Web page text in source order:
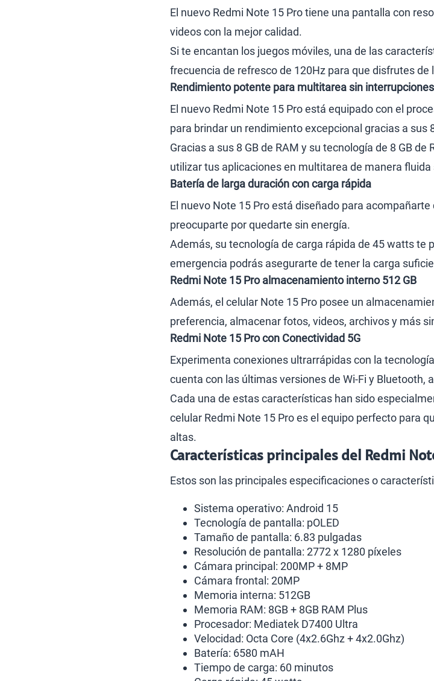
El nuevo Redmi Note 15 Pro tiene una pantalla con
videos con la mejor calidad.
Si te encantan los juegos móviles, una de las
frecuencia de refresco de 120Hz para que disfrutes
Rendimiento potente para multitarea sin interrupciones
El nuevo Redmi Note 15 Pro está equipado con el
para brindar un rendimiento excepcional gracias a sus
Gracias a sus 8 GB de RAM y su tecnología de 8 GB
utilizar tus aplicaciones en multitarea de manera fluida
Batería de larga duración con carga rápida
El nuevo Note 15 Pro está diseñado para
preocuparte por quedarte sin energía.
Además, su tecnología de carga rápida de 45 watts
emergencia podrás asegurarte de tener la carga
Redmi Note 15 Pro almacenamiento interno 512 GB
Además, el celular Note 15 Pro posee un
preferencia, almacenar fotos, videos, archivos y más
Redmi Note 15 Pro con Conectividad 5G
Experimenta conexiones ultrarrápidas con la
cuenta con las últimas versiones de Wi-Fi y
Cada una de estas características han sido
celular Redmi Note 15 Pro es el equipo perfecto para
altas.
Características principales del Redmi
Estos son las principales especificaciones o
Sistema operativo: Android 15
Tecnología de pantalla: pOLED
Tamaño de pantalla: 6.83 pulgadas
Resolución de pantalla: 2772 x 1280 píxeles
Cámara principal: 200MP + 8MP
Cámara frontal: 20MP
Memoria interna: 512GB
Memoria RAM: 8GB + 8GB RAM Plus
Procesador: Mediatek D7400 Ultra
Velocidad: Octa Core (4x2.6Ghz + 4x2.0Ghz)
Batería: 6580 mAH
Tiempo de carga: 60 minutos